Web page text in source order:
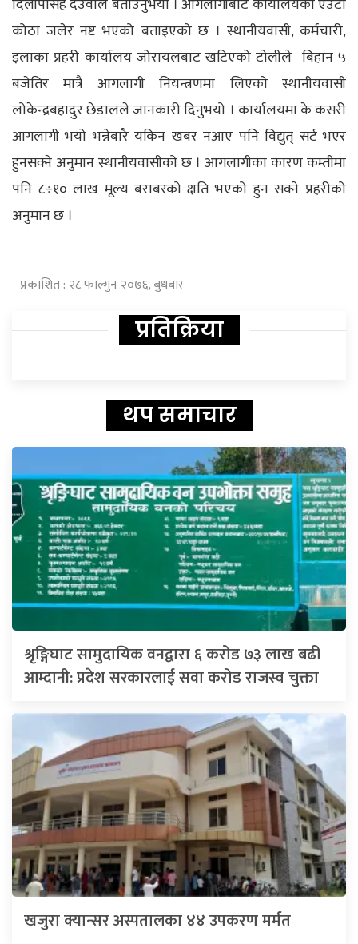
दिलीपसिंह देउवाले बताउनुभयो । आगलागीबाट कार्यालयको एउटा
कोठा जलेर नष्ट भएको बताइएको छ । स्थानीयवासी, कर्मचारी,
इलाका प्रहरी कार्यालय जोरायलबाट खटिएको टोलीले बिहान ५
बजेतिर मात्रै आगलागी नियन्त्रणमा लिएको स्थानीयवासी
लोकेन्द्रबहादुर छेडालले जानकारी दिनुभयो । कार्यालयमा के कसरी
आगलागी भयो भन्नेबारै यकिन खबर नआए पनि विद्युत् सर्ट भएर
हुनसक्ने अनुमान स्थानीयवासीको छ । आगलागीका कारण कम्तीमा
पनि ८÷१० लाख मूल्य बराबरको क्षति भएको हुन सक्ने प्रहरीको
अनुमान छ ।
प्रकाशित : २८ फाल्गुन २०७६, बुधबार
प्रतिक्रिया
थप समाचार
श्रृङ्गिघाट सामुदायिक वनद्वारा ६ करोड ७३ लाख बढी
आम्दानी: प्रदेश सरकारलाई सवा करोड राजस्व चुक्ता
खजुरा क्यान्सर अस्पतालका ४४ उपकरण मर्मत